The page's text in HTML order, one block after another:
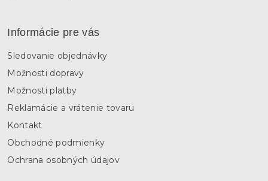
Informácie pre vás
Sledovanie objednávky
Možnosti dopravy
Možnosti platby
Reklamácie a vrátenie tovaru
Kontakt
Obchodné podmienky
Ochrana osobných údajov